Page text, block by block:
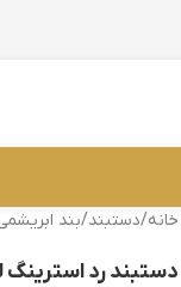
خانه/دستبند/بند
دستبند رد استرینگ